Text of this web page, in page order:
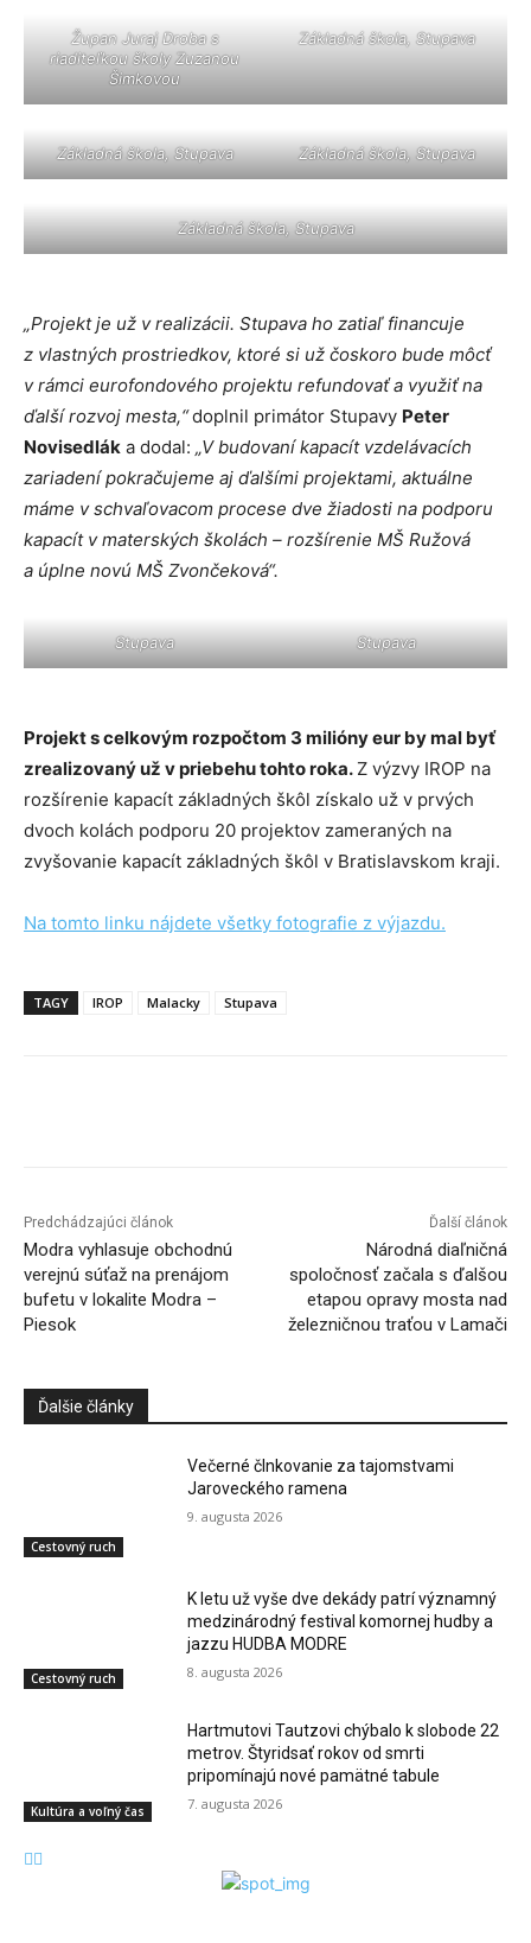
Župan Juraj Droba s
riaditeľkou školy Zuzanou
Šimkovou
Základná škola, Stupava
Základná škola, Stupava Základná škola, Stupava
Základná škola, Stupava
„Projekt je už v realizácii. Stupava ho zatiaľ financuje
z vlastných prostriedkov, ktoré si už čoskoro bude môcť
v rámci eurofondového projektu refundovať a využiť na
ďalší rozvoj mesta,“doplnil primátor Stupavy Peter
Novisedlák a dodal: „V budovaní kapacít vzdelávacích
zariadení pokračujeme aj ďalšími projektami, aktuálne
máme v schvaľovacom procese dve žiadosti na podporu
kapacít v materských školách – rozšírenie MŠ Ružová
a úplne novú MŠ Zvončeková“.
Stupava Stupava
Projekt s celkovým rozpočtom 3 milióny eur by mal byť
zrealizovaný už v priebehu tohto roka. Z výzvy IROP na
rozšírenie kapacít základných škôl získalo už v prvých
dvoch kolách podporu 20 projektov zameraných na
zvyšovanie kapacít základných škôl v Bratislavskom kraji.
Na tomto linku nájdete všetky fotografie z výjazdu.
TAGY IROP Malacky Stupava
Predchádzajúci článok
Modra vyhlasuje obchodnú
verejnú súťaž na prenájom
bufetu v lokalite Modra –
Piesok
Ďalší článok
Národná diaľničná
spoločnosť začala s ďalšou
etapou opravy mosta nad
železničnou traťou v Lamači
Ďalšie články
Cestovný ruch
Večerné člnkovanie za tajomstvami
Jaroveckého ramena
9. augusta 2026
Cestovný ruch
K letu už vyše dve dekády patrí významný
medzinárodný festival komornej hudby a
jazzu HUDBA MODRE
8. augusta 2026
Kultúra a voľný čas
Hartmutovi Tautzovi chýbalo k slobode 22
metrov. Štyridsať rokov od smrti
pripomínajú nové pamätné tabule
7. augusta 2026